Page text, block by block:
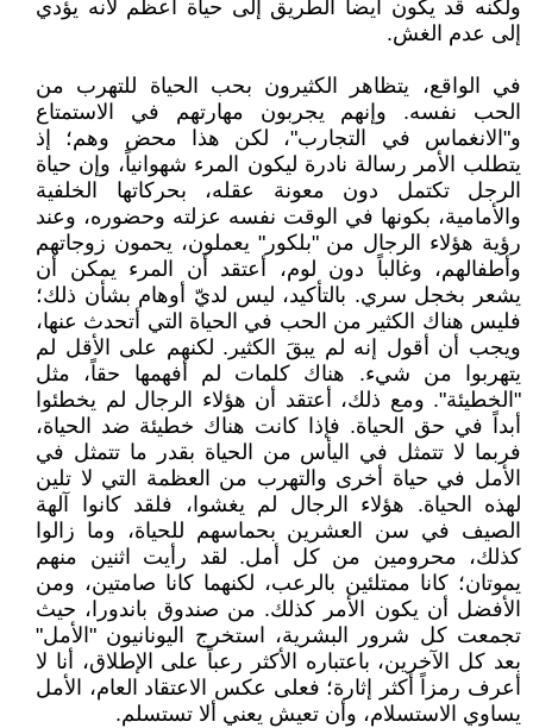
ولكنه قد يكون أيضاً الطريق إلى حياة أعظم لأنه يؤدي
إلى عدم الغش.
في الواقع، يتظاهر الكثيرون بحب الحياة للتهرب من
الحب نفسه. وإنهم يجربون مهارتهم في الاستمتاع
و"الانغماس في التجارب"، لكن هذا محض وهم؛ إذ
يتطلب الأمر رسالة نادرة ليكون المرء شهوانياً، وإن حياة
الرجل تكتمل دون معونة عقله، بحركاتها الخلفية
والأمامية، بكونها في الوقت نفسه عزلته وحضوره، وعند
رؤية هؤلاء الرجال من "بلكور" يعملون، يحمون زوجاتهم
وأطفالهم، وغالباً دون لوم، أعتقد أن المرء يمكن أن
يشعر بخجل سري. بالتأكيد، ليس لديّ أوهام بشأن ذلك؛
فليس هناك الكثير من الحب في الحياة التي أتحدث عنها،
ويجب أن أقول إنه لم يبقَ الكثير. لكنهم على الأقل لم
يتهربوا من شيء. هناك كلمات لم أفهمها حقاً، مثل
"الخطيئة". ومع ذلك، أعتقد أن هؤلاء الرجال لم يخطئوا
أبداً في حق الحياة. فإذا كانت هناك خطيئة ضد الحياة،
فربما لا تتمثل في اليأس من الحياة بقدر ما تتمثل في
الأمل في حياة أخرى والتهرب من العظمة التي لا تلين
لهذه الحياة. هؤلاء الرجال لم يغشوا، فلقد كانوا آلهة
الصيف في سن العشرين بحماسهم للحياة، وما زالوا
كذلك، محرومين من كل أمل. لقد رأيت اثنين منهم
يموتان؛ كانا ممتلئين بالرعب، لكنهما كانا صامتين، ومن
الأفضل أن يكون الأمر كذلك. من صندوق باندورا، حيث
تجمعت كل شرور البشرية، استخرج اليونانيون "الأمل"
بعد كل الآخرين، باعتباره الأكثر رعباً على الإطلاق، أنا لا
أعرف رمزاً أكثر إثارة؛ فعلى عكس الاعتقاد العام، الأمل
يساوي الاستسلام، وأن تعيش يعني ألا تستسلم.